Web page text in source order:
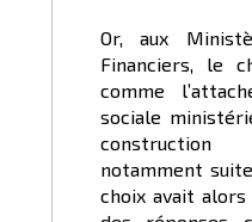
Or, aux
Financiers, le
comme
sociale
construction
notamment
choix avait